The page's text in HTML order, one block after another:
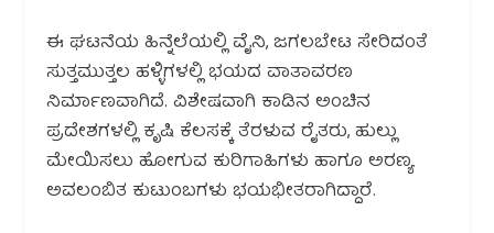
ಈ ಘಟನೆಯ ಹಿನ್ನೆಲೆಯಲ್ಲಿ ವೈನಿ, ಜಗಲಬೇಟ ಸೇರಿದಂತೆ
ಸುತ್ತಮುತ್ತಲ ಹಳ್ಳಿಗಳಲ್ಲಿ ಭಯದ ವಾತಾವರಣ
ನಿರ್ಮಾಣವಾಗಿದೆ. ವಿಶೇಷವಾಗಿ ಕಾಡಿನ ಅಂಚಿನ
ಪ್ರದೇಶಗಳಲ್ಲಿ ಕೃಷಿ ಕೆಲಸಕ್ಕೆ ತೆರಳುವ ರೈತರು, ಹುಲ್ಲು
ಮೇಯಿಸಲು ಹೋಗುವ ಕುರಿಗಾಹಿಗಳು ಹಾಗೂ ಅರಣ್ಯ
ಅವಲಂಬಿತ ಕುಟುಂಬಗಳು ಭಯಭೀತರಾಗಿದ್ದಾರೆ.